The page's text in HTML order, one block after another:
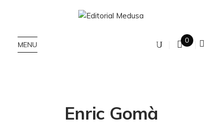
MENU 0
Enric Gomà